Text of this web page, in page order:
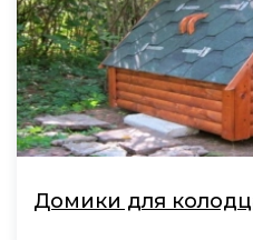
Домики для